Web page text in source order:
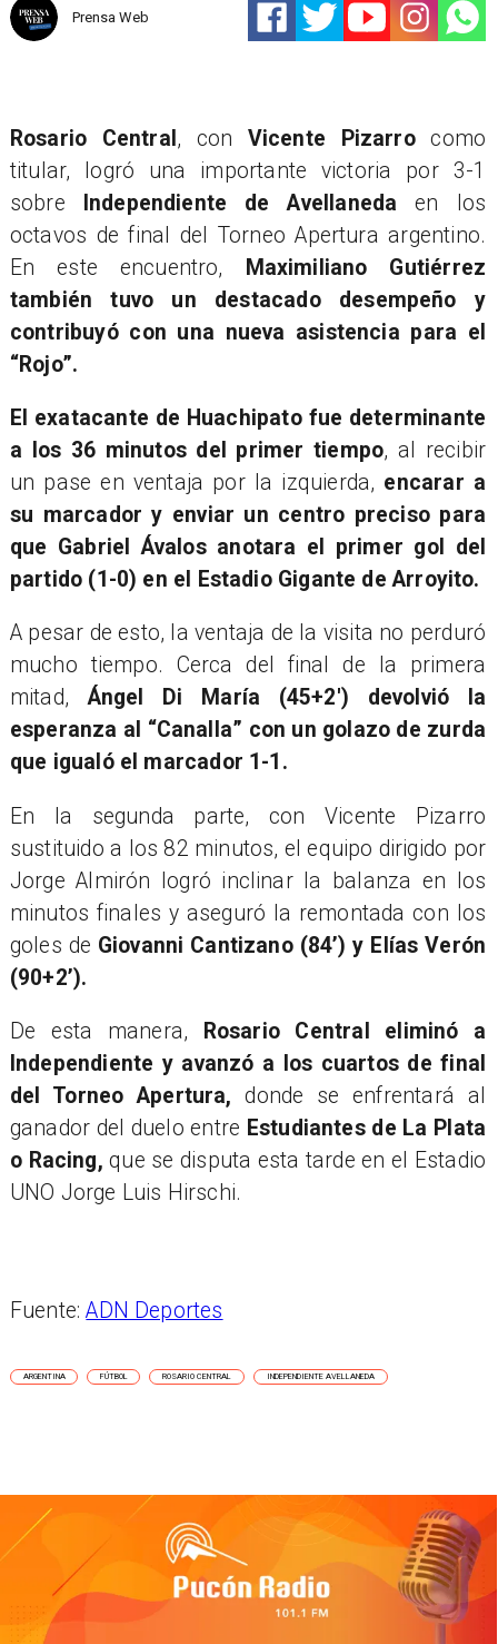
Prensa Web
Rosario Central , con Vicente Pizarrocomo
titular, logró una importante victoria por 3-1
sobre
Independiente de Avellaneda en los
octavos de final del Torneo Apertura argentino.
En este encuentro,
Maximiliano Gutiérrez
también tuvo un destacado desempeño y
contribuyó con una nueva asistencia para el
“Rojo”.
El exatacante de Huachipato fue determinante
a los 36 minutos del primer tiempo, al recibir
un pase en ventaja por la izquierda, encarar a
su marcador y enviar un centro preciso para
que Gabriel Ávalos anotara el primer gol del
partido (1-0) en el Estadio Gigante de Arroyito.
A pesar de esto, la ventaja de la visita no perduró
mucho tiempo. Cerca del final de la primera
mitad,Ángel Di María (45+2′) devolvió la
esperanza al “Canalla” con un golazo de zurda
que igualó el marcador 1-1.
En la segunda parte, con Vicente Pizarro
sustituido a los 82 minutos, el equipo dirigido por
Jorge Almirón logró inclinar la balanza en los
minutos finales y aseguró la remontada con los
goles de Giovanni Cantizano (84’) y Elías Verón
(90+2’).
De esta manera,
Rosario Central eliminó a
Independiente y avanzó a los cuartos de final
del Torneo Apertura, donde se enfrentará al
ganador del duelo entre Estudiantes de La Plata
o Racing, que se disputa esta tarde en el Estadio
UNO Jorge Luis Hirschi.
Fuente:ADN Deportes
ARGENTINA FÚTBOL ROSARIO CENTRAL INDEPENDIENTE AVELLANEDA